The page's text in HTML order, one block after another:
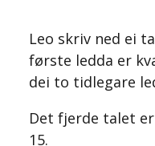
Leo skriv ned ei
første ledda er
dei to tidlegare
Det fjerde talet
15.